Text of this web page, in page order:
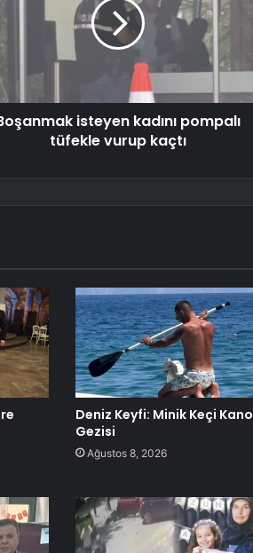
isteyen kadını pompalı
tüfekle vurup kaçtı
Deniz Keyfi: Minik Keçi Kano
Gezisi
Ağustos 8, 2026